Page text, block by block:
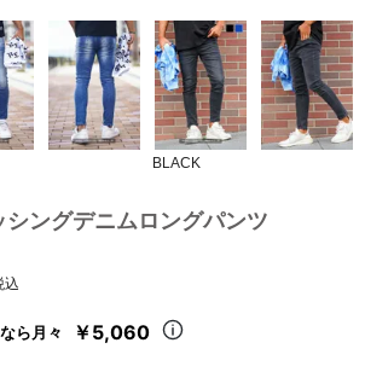
BLACK
ングデニムロングパンツ
込
ら月々 ￥5,060